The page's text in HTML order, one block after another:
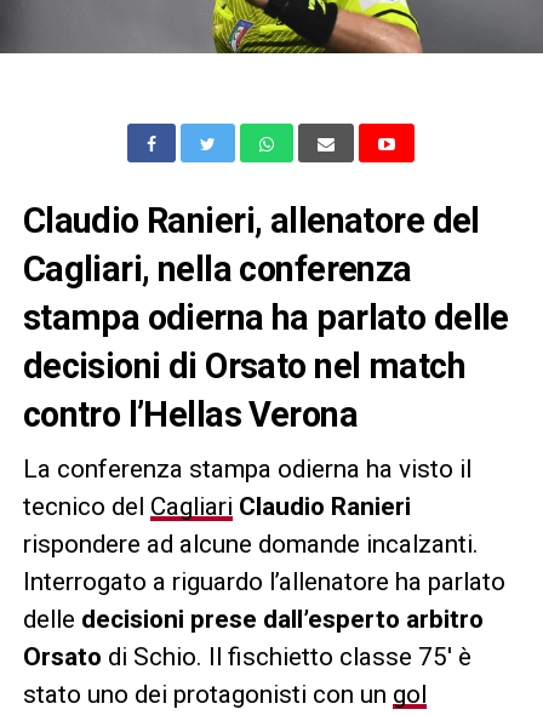
Claudio Ranieri, allenatore del
Cagliari, nella conferenza
stampa odierna ha parlato delle
decisioni di Orsato nel match
contro l’Hellas Verona
La conferenza stampa odierna ha visto il
tecnico del Cagliari Claudio Ranieri
rispondere ad alcune domande incalzanti.
Interrogato a riguardo l’allenatore ha parlato
delle decisioni prese dall’esperto arbitro
Orsato di Schio. Il fischietto classe 75′ è
stato uno dei protagonisti con un gol